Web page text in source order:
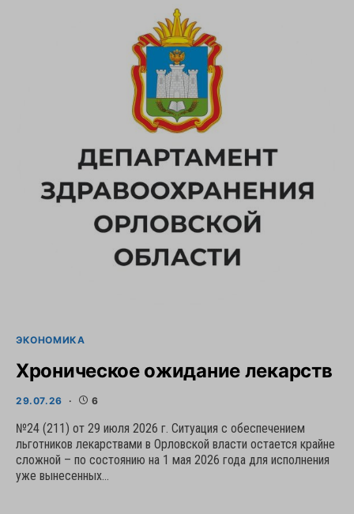
ЭКОНОМИКА
Хроническое ожидание лекарств
29.07.26 6
№24 (211) от 29 июля 2026 г. Ситуация с обеспечением
льготников лекарствами в Орловской власти остается крайне
сложной – по состоянию на 1 мая 2026 года для исполнения
уже вынесенных…